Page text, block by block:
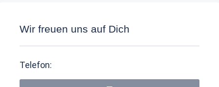
Wir freuen uns auf Dich
Telefon: